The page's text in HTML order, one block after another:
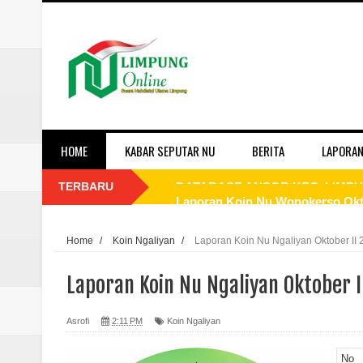
HOME KABAR SEPUTAR NU BERITA
TERBARU Laporan Koin Nu Wonokerso
Laporan Koin Nu Sidomulyo
Laporan Koin Nu Sempu
Home / Koin Ngaliyan / Laporan Koin Nu Ngaliyan Oktober II
Laporan Koin Nu Ngaliyan Oktober
Asrofi 2:11 PM Koin Ngaliyan
No